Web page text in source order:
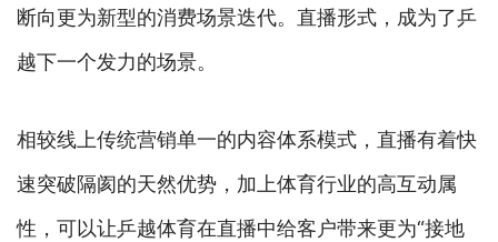
断向更为新型的消费场景迭代。直播形式，成为了乒
越下一个发力的场景。
相较线上传统营销单一的内容体系模式，直播有着快
速突破隔阂的天然优势，加上体育行业的高互动属
性，可以让乒越体育在直播中给客户带来更为“接地